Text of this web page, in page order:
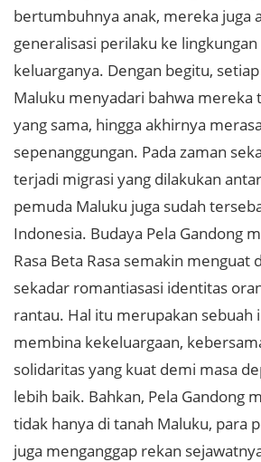
bertumbuhnya anak, mereka juga
generalisasi perilaku ke
keluarganya. Dengan begitu,
Maluku menyadari bahwa mereka
yang sama, hingga akhirnya
sepenanggungan. Pada zaman
terjadi migrasi yang dilakukan
pemuda Maluku juga sudah
Indonesia. Budaya Pela Gandong
Rasa Beta Rasa semakin menguat
sekadar romantiasasi identitas
rantau. Hal itu merupakan sebuah
membina kekeluargaan,
solidaritas yang kuat demi masa
lebih baik. Bahkan, Pela Gandong
tidak hanya di tanah Maluku, para
juga menganggap rekan